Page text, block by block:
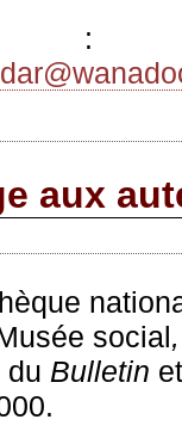
aux
social,
du Bulletin